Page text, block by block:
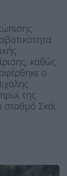
καθώς
ο
της
σταθμό Σκάι